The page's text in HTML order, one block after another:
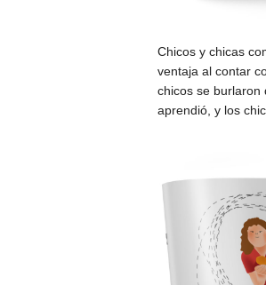
Chicos y chicas
ventaja al contar
chicos se burlaron
aprendió, y los